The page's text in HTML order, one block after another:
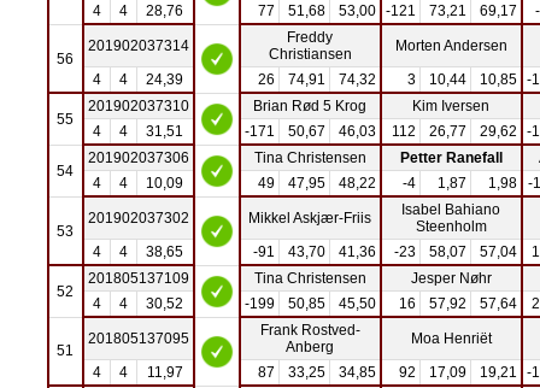
4
4 28,76 77 51,68 53,00 -121 73,21 69,17
56
201902037314
Freddy
Christiansen
Morten Andersen
4
4 24,39 26 74,91 74,32 3 10,44 10,85 -
55
201902037310 Brian Rød 5 Krog
Kim Iversen
4
4 31,51 -171 50,67 46,03 112 26,77 29,62 -
54
201902037306 Tina Christensen Petter Ranefall
4
4 10,09 49 47,95 48,22 -4 1,87 1,98 -
53
201902037302 Mikkel Askjær-Friis
Isabel Bahiano
Steenholm
4
4 38,65 -91 43,70 41,36 -23 58,07 57,04
52
201805137109 Tina Christensen
Jesper Nøhr
4
4 30,52 -199 50,85 45,50 16 57,92 57,64
51
201805137095
Frank Rostved-
Anberg
Moa Henriët
4
4 11,97 87 33,25 34,85 92 17,09 19,21 -